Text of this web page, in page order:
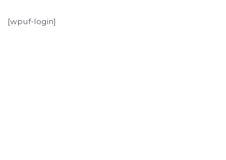
[wpuf-login]